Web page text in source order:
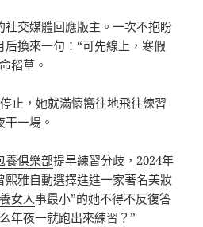
社交媒體回應版主。一次不抱盼
換來一句：“可先線上，寒假
稻草。
止，她就滿懷嚮往地飛往練習
一場。
養俱樂部提早練習分歧，2024年
熙雅自動選擇進進一家著名美妝
女人事最小”的她不得不反復答
年夜一就跑出來練習？”